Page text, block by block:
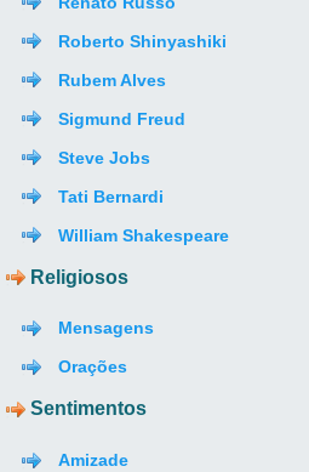
Roberto Shinyashiki
Rubem Alves
Sigmund Freud
Steve Jobs
Tati Bernardi
William Shakespeare
Religiosos
Mensagens
Orações
Sentimentos
Amizade